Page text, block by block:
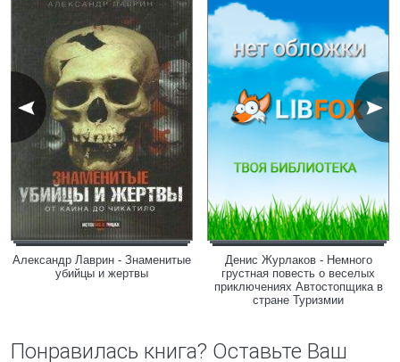
Александр Лаврин - Знаменитые
убийцы и жертвы
Денис Журлаков - Немного
грустная повесть о веселых
приключениях Автостопщика в
стране Туризмии
Понравилась книга? Оставьте Ваш